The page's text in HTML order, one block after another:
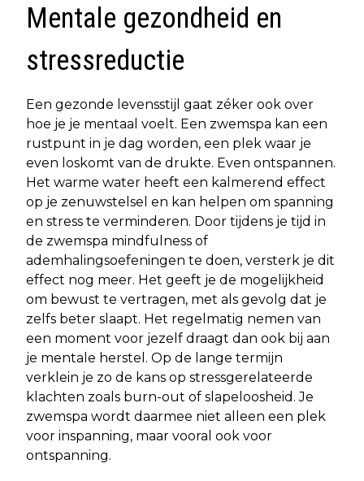
Mentale gezondheid en
stressreductie
Een gezonde levensstijl gaat zéker ook over
hoe je je mentaal voelt. Een zwemspa kan een
rustpunt in je dag worden, een plek waar je
even loskomt van de drukte. Even ontspannen.
Het warme water heeft een kalmerend effect
op je zenuwstelsel en kan helpen om spanning
en stress te verminderen. Door tijdens je tijd in
de zwemspa mindfulness of
ademhalingsoefeningen te doen, versterk je dit
effect nog meer. Het geeft je de mogelijkheid
om bewust te vertragen, met als gevolg dat je
zelfs beter slaapt. Het regelmatig nemen van
een moment voor jezelf draagt dan ook bij aan
je mentale herstel. Op de lange termijn
verklein je zo de kans op stressgerelateerde
klachten zoals burn-out of slapeloosheid. Je
zwemspa wordt daarmee niet alleen een plek
voor inspanning, maar vooral ook voor
ontspanning.